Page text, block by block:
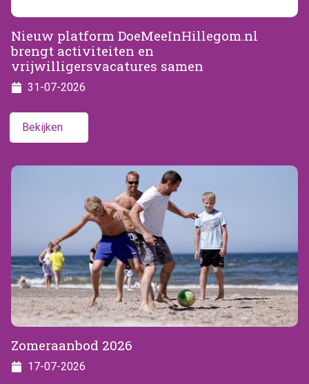
Nieuw platform DoeMeeInHillegom.nl
brengt activiteiten en
vrijwilligersvacatures samen
31-07-2026
Bekijken
Zomeraanbod 2026
17-07-2026